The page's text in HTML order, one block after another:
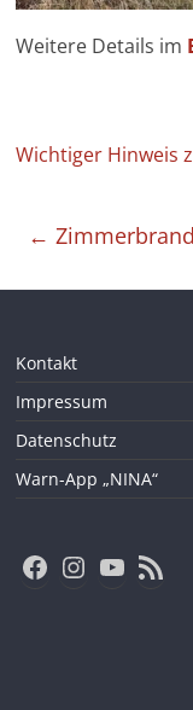
Weitere Details im
Wichtiger Hinweis
← Zimmerbrand
Kontakt
Impressum
Datenschutz
Warn-App „NINA“
Facebook Instagram YouTube RSS-Feed